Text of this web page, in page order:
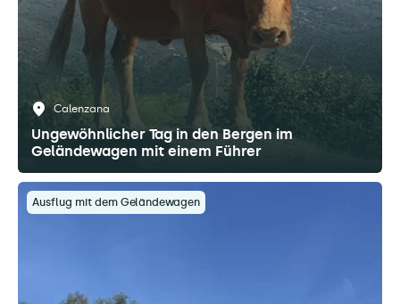
Calenzana
Ungewöhnlicher Tag in den Bergen im
Geländewagen mit einem Führer
Ausflug mit dem Geländewagen